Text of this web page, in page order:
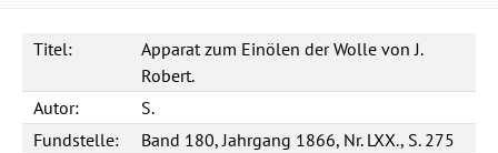
Titel:
Apparat zum Einölen der Wolle von J.
Robert.
Autor:
S.
Fundstelle:
Band 180, Jahrgang 1866, Nr. LXX., S. 275